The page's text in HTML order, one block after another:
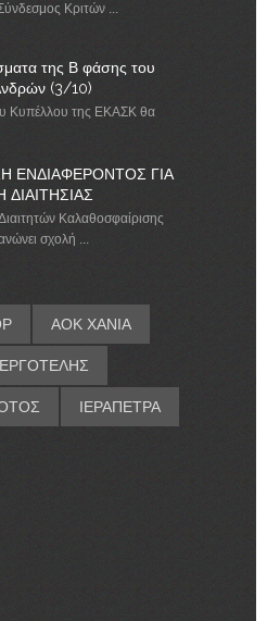
Κριτών ...
της Β φάσης του
(3/10)
Κυπέλλου της ΕΚΑΣΚ θα
ΕΝΔΙΑΦΕΡΟΝΤΟΣ ΓΙΑ
Καλαθοσφαίρισης
σχολή ...
ΑΟΚ ΧΑΝΙΑ
ΕΡΓΟΤΕΛΗΣ
ΙΕΡΑΠΕΤΡΑ